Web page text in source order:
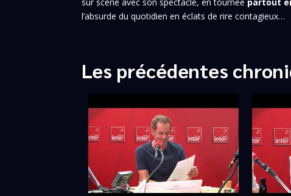
sur scène avec son spectacle, en tournée partout
l’absurde du quotidien en éclats de rire contagieux…
Les précédentes